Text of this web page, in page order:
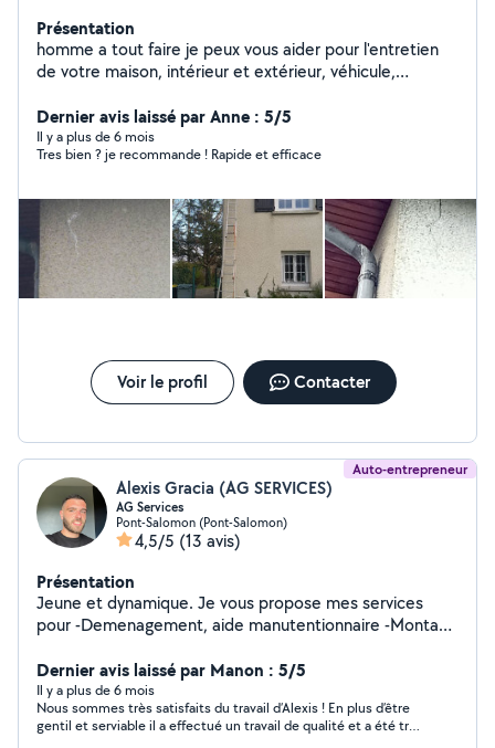
Présentation
homme a tout faire je peux vous aider pour l'entretien
de votre maison, intérieur et extérieur, véhicule,
demander. Je m'adapte au budget des personnes qui
ont besoin.
Dernier avis laissé par Anne : 5/5
Il y a plus de 6 mois
Tres bien ? je recommande ! Rapide et efficace
Voir le profil Contacter
Auto-entrepreneur
Alexis Gracia (AG SERVICES)
AG Services
Pont-Salomon (Pont-Salomon)
4,5/5 (13 avis)
Présentation
Jeune et dynamique. Je vous propose mes services
pour -Demenagement, aide manutentionnaire -Montage
pelouse,débroussaillage) -Divers petit travaux, bricolage
-Serveur et barman pour vos événements (mariage,
anniversaire) Intervention dans le 42/43/69/63 Devis
Gratuit Disponible 24/7
Dernier avis laissé par Manon : 5/5
Il y a plus de 6 mois
Nous sommes très satisfaits du travail d’Alexis ! En plus d’être
gentil et serviable il a effectué un travail de qualité et a été très